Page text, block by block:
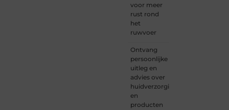
voor meer
rust rond
het
ruwvoer
Ontvang
persoonlijke
uitleg en
advies over
huidverzorging
en
producten